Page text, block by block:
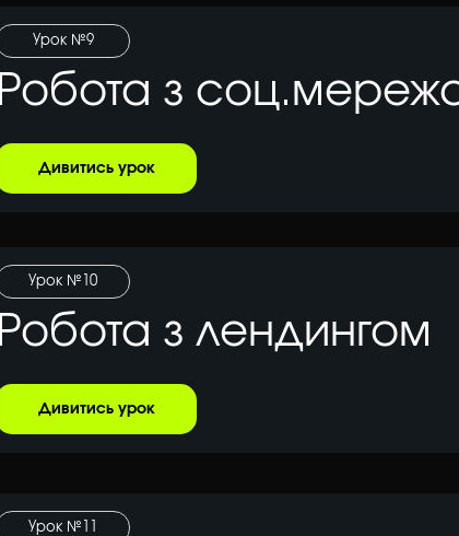
Робота з
Урок №9
Дивитись урок
Робота з лендингом
Урок №10
Дивитись урок
Урок №11